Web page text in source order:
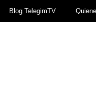
Blog TelegimTV